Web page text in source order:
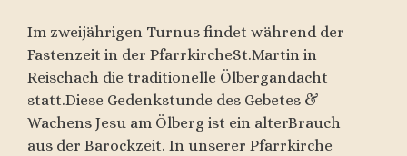
Im zweijährigen Turnus findet während der
Fastenzeit in der PfarrkircheSt.Martin in
Reischach die traditionelle Ölbergandacht
statt.Diese Gedenkstunde des Gebetes &
Wachens Jesu am Ölberg ist ein alterBrauch
aus der Barockzeit. In unserer Pfarrkirche